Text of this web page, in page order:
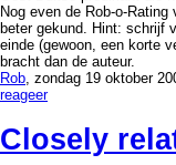
Nog even de Rob-o-
beter gekund. Hint: schrijf
einde (gewoon, een korte
bracht dan de auteur.
Rob, zondag 19 oktober
reageer
Closely